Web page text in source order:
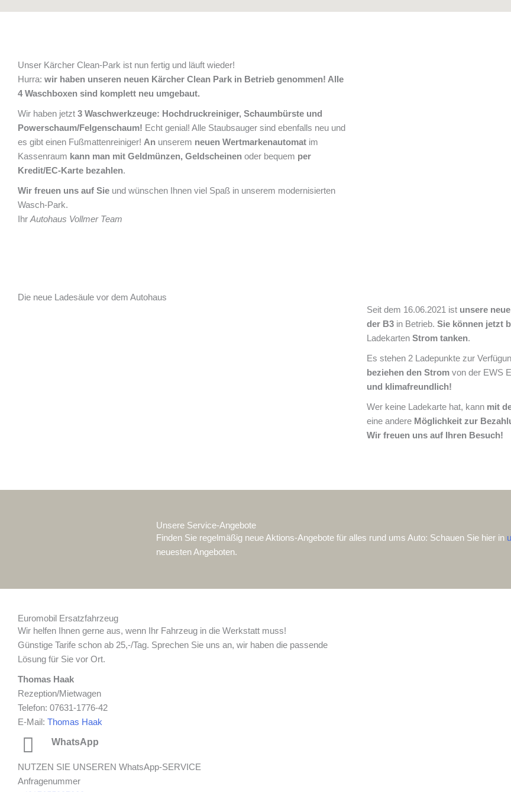
Unser Kärcher Clean-Park ist nun fertig und läuft wieder!
Hurra: wir haben unseren neuen Kärcher Clean Park in Betrieb genommen! Alle
4 Waschboxen sind komplett neu umgebaut.
Wir haben jetzt 3 Waschwerkzeuge: Hochdruckreiniger, Schaumbürste und
Powerschaum/Felgenschaum! Echt genial! Alle Staubsauger sind ebenfalls neu und
es gibt einen Fußmattenreiniger! An unserem neuen Wertmarkenautomat im
Kassenraum kann man mit Geldmünzen, Geldscheinen oder bequem per
Kredit/EC-Karte bezahlen.
Wir freuen uns auf Sie und wünschen Ihnen viel Spaß in unserem modernisierten
Wasch-Park.
Ihr Autohaus Vollmer Team
Die neue Ladesäule vor dem Autohaus
Seit dem 16.06.2021 ist unsere
der B3 in Betrieb. Sie können jetzt
Ladekarten Strom tanken.
Es stehen 2 Ladepunkte zur
beziehen den Strom von der EWS
und klimafreundlich!
Wer keine Ladekarte hat, kann mit
eine andere Möglichkeit zur
Wir freuen uns auf Ihren Besuch!
Unsere Service-Angebote
Finden Sie regelmäßig neue Aktions-Angebote für alles rund ums Auto: Schauen Sie hier in
neuesten Angeboten.
Euromobil Ersatzfahrzeug
Wir helfen Ihnen gerne aus, wenn Ihr Fahrzeug in die Werkstatt muss!
Günstige Tarife schon ab 25,-/Tag. Sprechen Sie uns an, wir haben die passende
Lösung für Sie vor Ort.
Thomas Haak
Rezeption/Mietwagen
Telefon: 07631-1776-42
E-Mail: Thomas Haak
WhatsApp
NUTZEN SIE UNSEREN WhatsApp-SERVICE
Anfragenummer